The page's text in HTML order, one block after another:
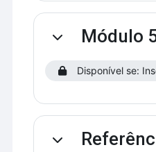
ContrairMódulo
Disponível se:
Contrair